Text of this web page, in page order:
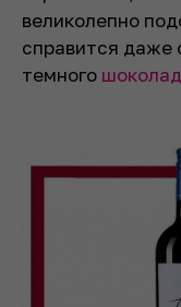
великолепно
справится даже
темного